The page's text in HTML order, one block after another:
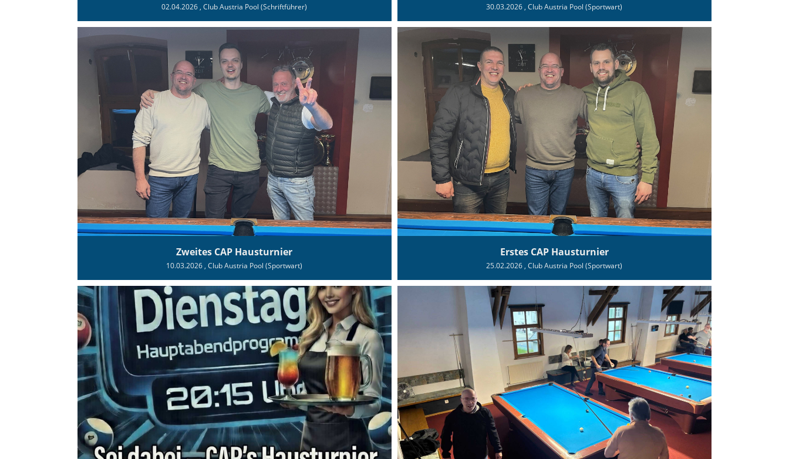
02.04.2026 , Club Austria Pool (Schriftführer) 30.03.2026 , Club Austria Pool (Sportwart)
Zweites CAP Hausturnier
10.03.2026 , Club Austria Pool (Sportwart)
Erstes CAP Hausturnier
25.02.2026 , Club Austria Pool (Sportwart)